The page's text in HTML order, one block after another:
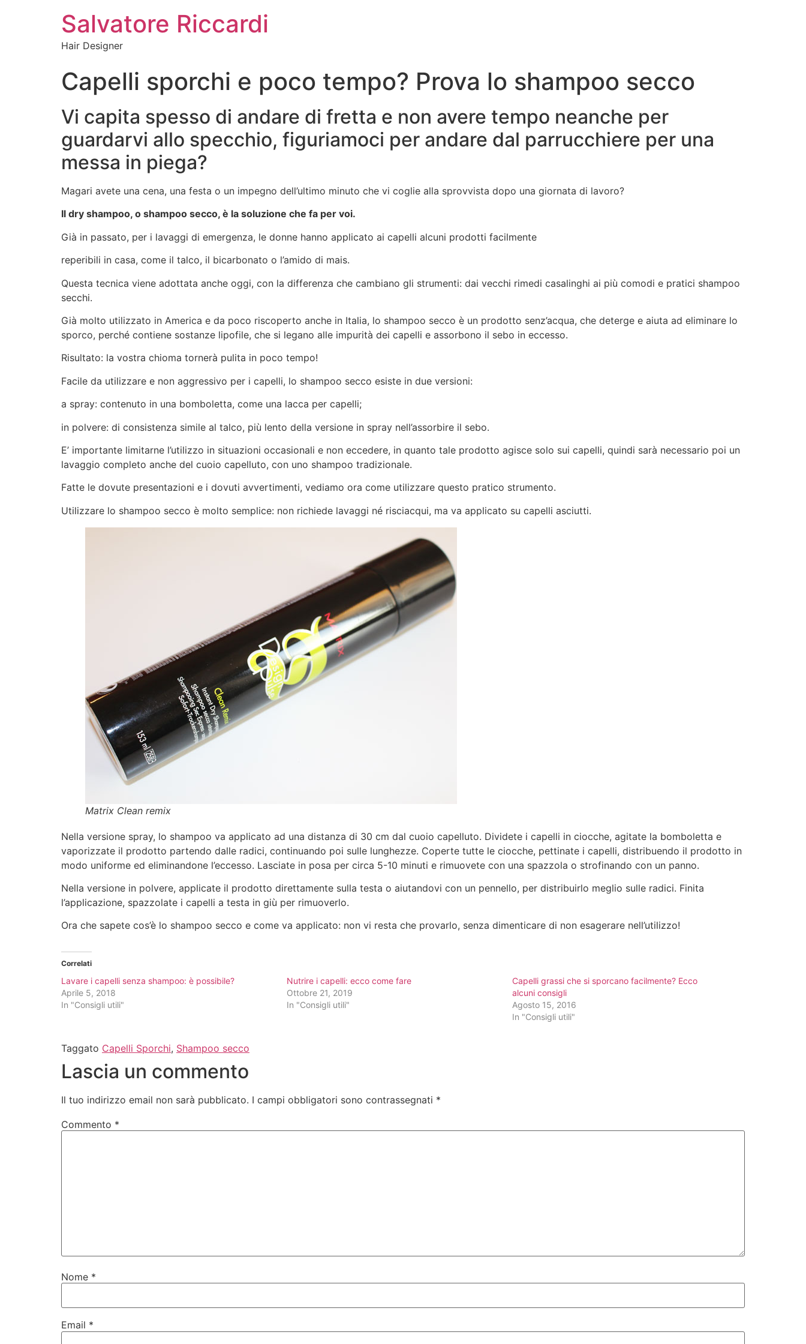
Salvatore Riccardi
Hair Designer
Capelli sporchi e poco tempo? Prova lo shampoo secco
Vi capita spesso di andare di fretta e non avere tempo neanche per
guardarvi allo specchio, figuriamoci per andare dal parrucchiere per una
messa in piega?
Magari avete una cena, una festa o un impegno dell’ultimo minuto che vi coglie alla sprovvista dopo una giornata di lavoro?
Il dry shampoo, o shampoo secco, è la soluzione che fa per voi.
Già in passato, per i lavaggi di emergenza, le donne hanno applicato ai capelli alcuni prodotti facilmente
reperibili in casa, come il talco, il bicarbonato o l’amido di mais.
Questa tecnica viene adottata anche oggi, con la differenza che cambiano gli strumenti: dai vecchi rimedi casalinghi ai più comodi e pratici shampoo
secchi.
Già molto utilizzato in America e da poco riscoperto anche in Italia, lo shampoo secco è un prodotto senz’acqua, che deterge e aiuta ad eliminare lo
sporco, perché contiene sostanze lipofile, che si legano alle impurità dei capelli e assorbono il sebo in eccesso.
Risultato: la vostra chioma tornerà pulita in poco tempo!
Facile da utilizzare e non aggressivo per i capelli, lo shampoo secco esiste in due versioni:
a spray: contenuto in una bomboletta, come una lacca per capelli;
in polvere: di consistenza simile al talco, più lento della versione in spray nell’assorbire il sebo.
E’ importante limitarne l’utilizzo in situazioni occasionali e non eccedere, in quanto tale prodotto agisce solo sui capelli, quindi sarà necessario poi un
lavaggio completo anche del cuoio capelluto, con uno shampoo tradizionale.
Fatte le dovute presentazioni e i dovuti avvertimenti, vediamo ora come utilizzare questo pratico strumento.
Utilizzare lo shampoo secco è molto semplice: non richiede lavaggi né risciacqui, ma va applicato su capelli asciutti.
Matrix Clean remix
Nella versione spray, lo shampoo va applicato ad una distanza di 30 cm dal cuoio capelluto. Dividete i capelli in ciocche, agitate la bomboletta e
vaporizzate il prodotto partendo dalle radici, continuando poi sulle lunghezze. Coperte tutte le ciocche, pettinate i capelli, distribuendo il prodotto in
modo uniforme ed eliminandone l’eccesso. Lasciate in posa per circa 5-10 minuti e rimuovete con una spazzola o strofinando con un panno.
Nella versione in polvere, applicate il prodotto direttamente sulla testa o aiutandovi con un pennello, per distribuirlo meglio sulle radici. Finita
l’applicazione, spazzolate i capelli a testa in giù per rimuoverlo.
Ora che sapete cos’è lo shampoo secco e come va applicato: non vi resta che provarlo, senza dimenticare di non esagerare nell’utilizzo!
Correlati
Lavare i capelli senza shampoo: è possibile?
Aprile 5, 2018
In "Consigli utili"
Nutrire i capelli: ecco come fare
Ottobre 21, 2019
In "Consigli utili"
Capelli grassi che si sporcano facilmente? Ecco
alcuni consigli
Agosto 15, 2016
In "Consigli utili"
Taggato Capelli Sporchi, Shampoo secco
Lascia un commento
Il tuo indirizzo email non sarà pubblicato. I campi obbligatori sono contrassegnati *
Commento *
Nome *
Email *